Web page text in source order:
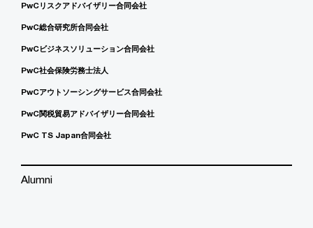
PwCリスクアドバイザリー合同会社
PwC総合研究所合同会社
PwCビジネスソリューション合同会社
PwC社会保険労務士法人
PwCアウトソーシングサービス合同会社
PwC関税貿易アドバイザリー合同会社
PwC TS Japan合同会社
Alumni